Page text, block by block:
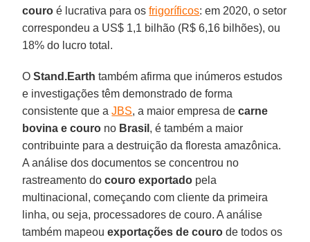
couro é lucrativa para osfrigoríficos: em 2020, o setor
correspondeu a US$ 1,1 bilhão (R$ 6,16 bilhões), ou
18% do lucro total.
OStand.Earth também afirma que inúmeros estudos
e investigações têm demonstrado de forma
consistente que aJBS, a maior empresa decarne
bovina e couro no Brasil , é também a maior
contribuinte para a destruição da floresta amazônica.
A análise dos documentos se concentrou no
rastreamento docouro exportado pela
multinacional, começando com cliente da primeira
linha, ou seja, processadores de couro. A análise
também mapeouexportações de couro de todos os